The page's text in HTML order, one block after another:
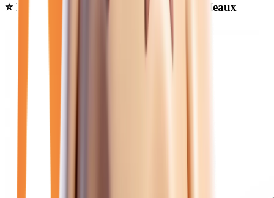
⭐ Nos meilleures offres peugeot près de Meaux